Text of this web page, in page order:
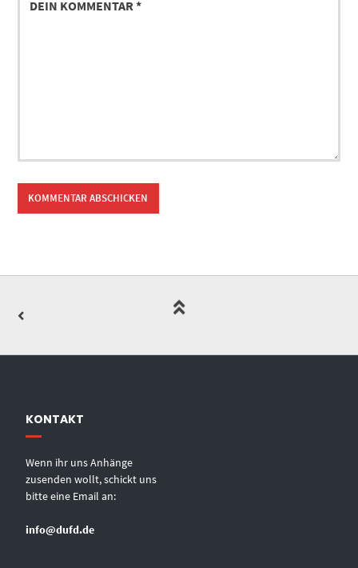
KONTAKT
Wenn ihr uns Anhänge
zusenden wollt, schickt uns
bitte eine Email an:
info@dufd.de